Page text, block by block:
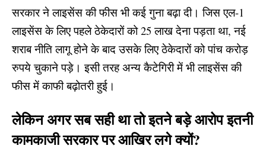
सरकार ने लाइसेंस की फीस भी कई गुना बढ़ा दी। जिस एल-1
लाइसेंस के लिए पहले ठेकेदारों को 25 लाख देना पड़ता था, नई
शराब नीति लागू होने के बाद उसके लिए ठेकेदारों को पांच करोड़
रुपये चुकाने पड़े। इसी तरह अन्य कैटेगिरी में भी लाइसेंस की
फीस में काफी बढ़ोतरी हुई।
लेकिन अगर सब सही था तो इतने बड़े आरोप इतनी
कामकाजी सरकार पर आखिर लगे क्यों?